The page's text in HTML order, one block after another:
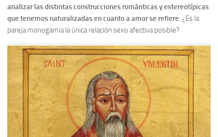
analizar las distintas construcciones románticas y estereotípicas
que tenemos naturalizadas en cuanto a amor se refiere. ¿Es la
pareja monogamia la única relación sexo afectiva posible?